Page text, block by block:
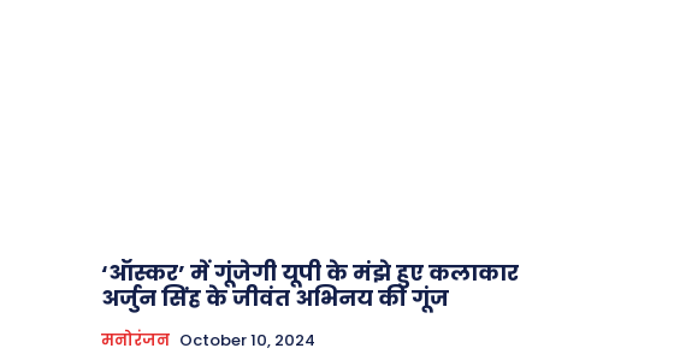
‘ऑस्कर’ में गूंजेगी यूपी के मंझे हुए कलाकार
अर्जुन सिंह के जीवंत अभिनय की गूंज
मनोरंजन October 10, 2024